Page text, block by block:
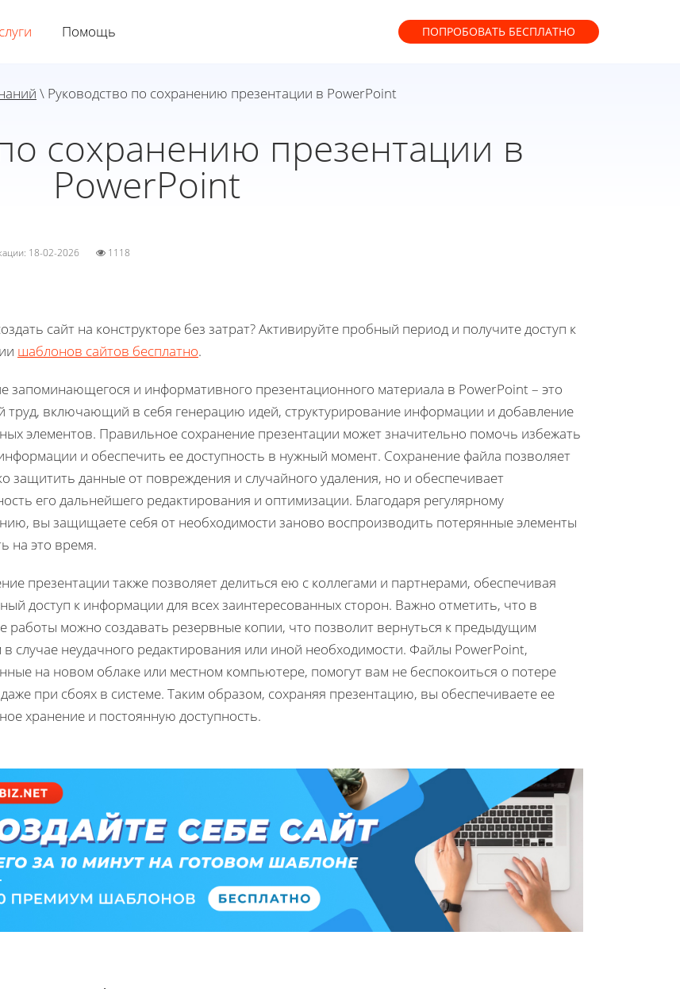
Помощь ПОПРОБОВАТЬ БЕСПЛАТНО
\ Руководство по сохранению презентации в PowerPoint
сохранению презентации в
PowerPoint
18-02-2026 1118
сайт на конструкторе без затрат? Активируйте пробный период и получите доступ к
шаблонов сайтов бесплатно.
запоминающегося и информативного презентационного материала в PowerPoint – это
труд, включающий в себя генерацию идей, структурирование информации и добавление
элементов. Правильное сохранение презентации может значительно помочь избежать
и обеспечить ее доступность в нужный момент. Сохранение файла позволяет
защитить данные от повреждения и случайного удаления, но и обеспечивает
его дальнейшего редактирования и оптимизации. Благодаря регулярному
вы защищаете себя от необходимости заново воспроизводить потерянные элементы
на это время.
презентации также позволяет делиться ею с коллегами и партнерами, обеспечивая
доступ к информации для всех заинтересованных сторон. Важно отметить, что в
работы можно создавать резервные копии, что позволит вернуться к предыдущим
в случае неудачного редактирования или иной необходимости. Файлы PowerPoint,
на новом облаке или местном компьютере, помогут вам не беспокоиться о потере
при сбоях в системе. Таким образом, сохраняя презентацию, вы обеспечиваете ее
хранение и постоянную доступность.